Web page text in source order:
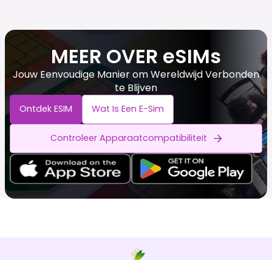
MEER OVER eSIMs
Jouw Eenvoudige Manier om Wereldwijd Verbonden
te Blijven
Ontdek ESIM Wat Is Een E-Sim
Controleer Apparaatcompatibiliteit